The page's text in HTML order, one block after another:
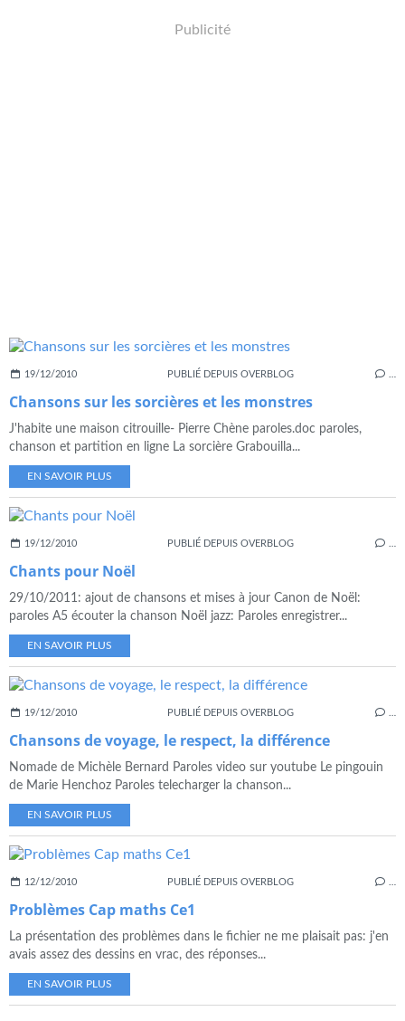
Publicité
19/12/2010 PUBLIÉ DEPUIS OVERBLOG
Chansons sur les sorcières et les monstres
J'habite une maison citrouille- Pierre Chène paroles.doc paroles,
chanson et partition en ligne La sorcière Grabouilla...
EN SAVOIR PLUS
19/12/2010 PUBLIÉ DEPUIS OVERBLOG
Chants pour Noël
29/10/2011: ajout de chansons et mises à jour Canon de Noël:
paroles A5 écouter la chanson Noël jazz: Paroles enregistrer...
EN SAVOIR PLUS
19/12/2010 PUBLIÉ DEPUIS OVERBLOG
Chansons de voyage, le respect, la différence
Nomade de Michèle Bernard Paroles video sur youtube Le pingouin
de Marie Henchoz Paroles telecharger la chanson...
EN SAVOIR PLUS
12/12/2010 PUBLIÉ DEPUIS OVERBLOG
Problèmes Cap maths Ce1
La présentation des problèmes dans le fichier ne me plaisait pas: j'en
avais assez des dessins en vrac, des réponses...
EN SAVOIR PLUS